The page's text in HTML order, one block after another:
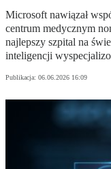
Microsoft nawiązał
centrum medycznym
najlepszy szpital na
inteligencji
Publikacja: 06.06.2026 16:09